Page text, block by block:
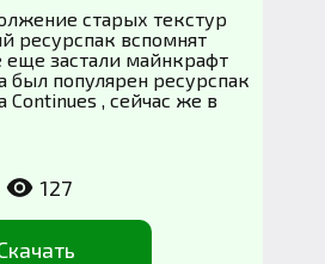
старых текстур
ресурспак вспомнят
застали майнкрафт
был популярен ресурспак
Continues , сейчас же в
127